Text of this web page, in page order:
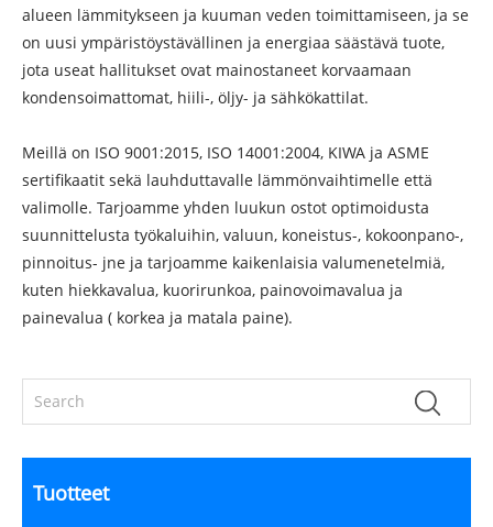
alueen lämmitykseen ja kuuman veden toimittamiseen, ja se
on uusi ympäristöystävällinen ja energiaa säästävä tuote,
jota useat hallitukset ovat mainostaneet korvaamaan
kondensoimattomat, hiili-, öljy- ja sähkökattilat.
Meillä on ISO 9001:2015, ISO 14001:2004, KIWA ja ASME
sertifikaatit sekä lauhduttavalle lämmönvaihtimelle että
valimolle. Tarjoamme yhden luukun ostot optimoidusta
suunnittelusta työkaluihin, valuun, koneistus-, kokoonpano-,
pinnoitus- jne ja tarjoamme kaikenlaisia ​​valumenetelmiä,
kuten hiekkavalua, kuorirunkoa, painovoimavalua ja
painevalua ( korkea ja matala paine).
Tuotteet